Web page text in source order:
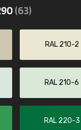
(63)
RAL 210-2
RAL 210-6
RAL 220-3